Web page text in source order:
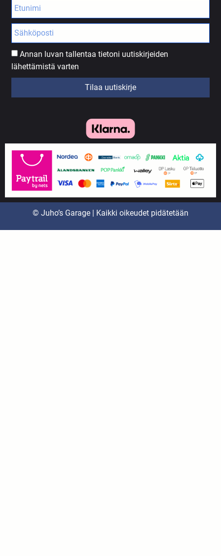
Annan luvan tallentaa tietoni uutiskirjeiden
lähettämistä varten
Tilaa uutiskirje
© Juho’s Garage | Kaikki oikeudet pidätetään